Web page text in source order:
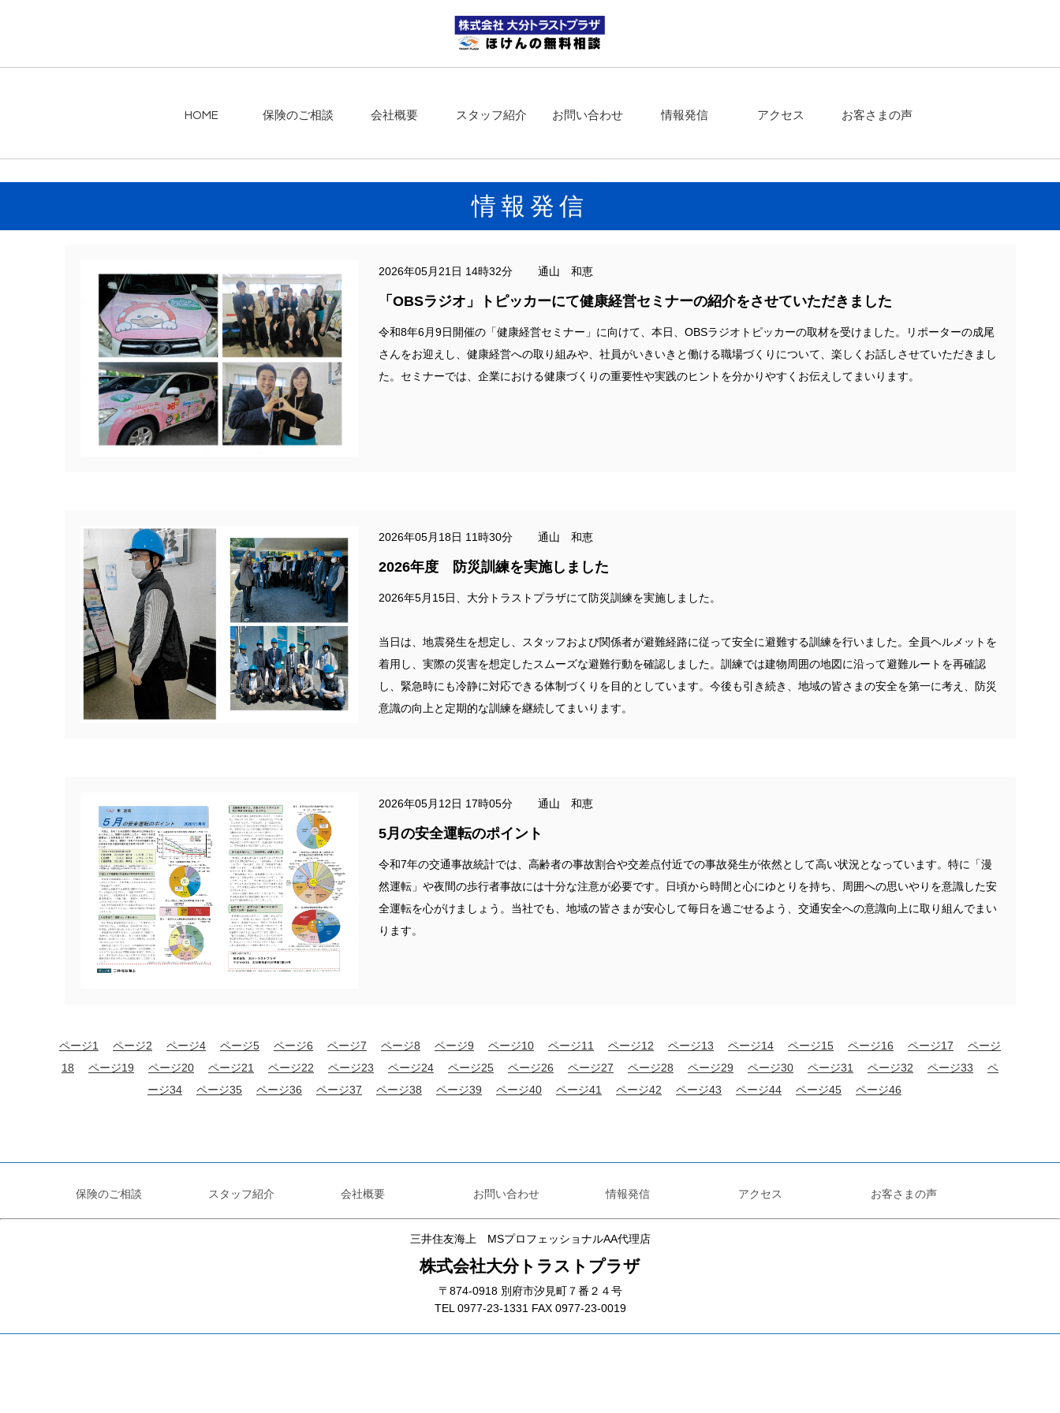
HOME 保険のご相談 会社概要 スタッフ紹介 お問い合わせ 情報発信 アクセス お客さまの声
情報発信
2026年05月21日 14時32分 通山 和恵
「OBSラジオ」トピッカーにて健康経営セミナーの紹介をさせていただきました
令和8年6月9日開催の「健康経営セミナー」に向けて、本日、OBSラジオトピッカーの取材を受けました。リポーターの成尾
さんをお迎えし、健康経営への取り組みや、社員がいきいきと働ける職場づくりについて、楽しくお話しさせていただきまし
た。セミナーでは、企業における健康づくりの重要性や実践のヒントを分かりやすくお伝えしてまいります。
2026年05月18日 11時30分 通山 和恵
2026年度 防災訓練を実施しました
2026年5月15日、大分トラストプラザにて防災訓練を実施しました。
当日は、地震発生を想定し、スタッフおよび関係者が避難経路に従って安全に避難する訓練を行いました。全員ヘルメットを
着用し、実際の災害を想定したスムーズな避難行動を確認しました。訓練では建物周囲の地図に沿って避難ルートを再確認
し、緊急時にも冷静に対応できる体制づくりを目的としています。今後も引き続き、地域の皆さまの安全を第一に考え、防災
意識の向上と定期的な訓練を継続してまいります。
2026年05月12日 17時05分 通山 和恵
5月の安全運転のポイント
令和7年の交通事故統計では、高齢者の事故割合や交差点付近での事故発生が依然として高い状況となっています。特に「漫
然運転」や夜間の歩行者事故には十分な注意が必要です。日頃から時間と心にゆとりを持ち、周囲への思いやりを意識した安
全運転を心がけましょう。当社でも、地域の皆さまが安心して毎日を過ごせるよう、交通安全への意識向上に取り組んでまい
ります。
ページ1 ページ2 ページ4 ページ5 ページ6 ページ7 ページ8 ページ9 ページ10 ページ11 ページ12 ページ13 ページ14 ページ15 ページ16 ページ17
ページ
18
ページ19 ページ20 ページ21 ページ22 ページ23 ページ24 ページ25 ページ26 ページ27 ページ28 ページ29 ページ30 ページ31 ページ32 ページ33
ペ
ージ34
ページ35 ページ36 ページ37 ページ38 ページ39 ページ40 ページ41 ページ42 ページ43 ページ44 ページ45 ページ46
保険のご相談 スタッフ紹介 会社概要 お問い合わせ 情報発信 アクセス お客さまの声
三井住友海上 MSプロフェッショナルAA代理店
株式会社大分トラストプラザ
〒874-0918 別府市汐見町７番２４号
TEL 0977-23-1331 FAX 0977-23-0019